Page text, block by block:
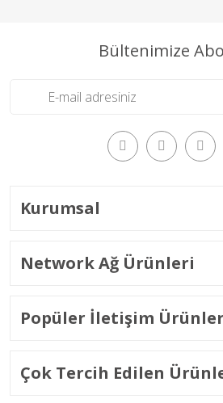
Bültenimize
Kurumsal
Network Ağ Ürünleri
Popüler İletişim
Çok Tercih Edilen